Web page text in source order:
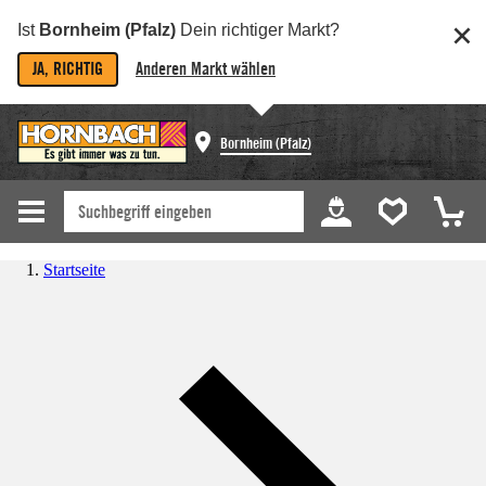
Ist Bornheim (Pfalz) Dein richtiger Markt?
JA, RICHTIG Anderen Markt wählen
Bornheim (Pfalz)
Startseite